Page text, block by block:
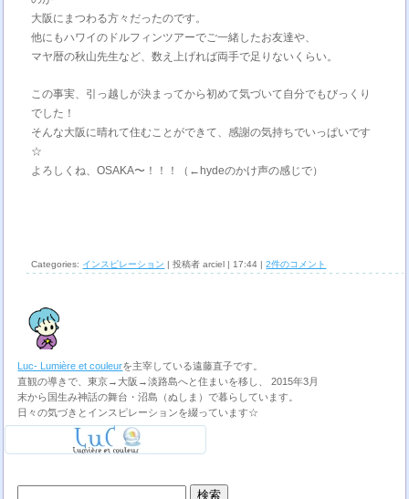
大阪にまつわる方々だったのです。
他にもハワイのドルフィンツアーでご一緒したお友達や、
マヤ暦の秋山先生など、数え上げれば両手で足りないくらい。
この事実、引っ越しが決まってから初めて気づいて自分でもびっくり
でした！
そんな大阪に晴れて住むことができて、感謝の気持ちでいっぱいです
☆
よろしくね、OSAKA〜！！！（←hydeのかけ声の感じで）
Categories: インスピレーション | 投稿者 arciel | 17:44 |2件のコメント
Luc- Lumière et couleurを主宰している遠藤直子です。
直観の導きで、東京→大阪→淡路島へと住まいを移し、 2015年3月
末から国生み神話の舞台・沼島（ぬしま）で暮らしています。
日々の気づきとインスピレーションを綴っています☆